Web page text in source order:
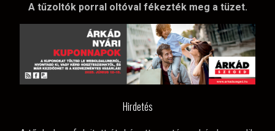
A tűzoltók porral oltóval fékezték meg a tüzet.
Hirdetés